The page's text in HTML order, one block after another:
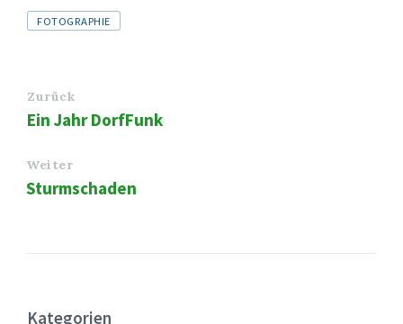
Tags
FOTOGRAPHIE
Zurück
Ein Jahr DorfFunk
Weiter
Sturmschaden
Kategorien